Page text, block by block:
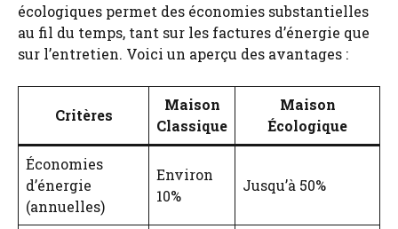
écologiques permet des économies substantielles
au fil du temps, tant sur les factures d’énergie que
sur l’entretien. Voici un aperçu des avantages :
Critères
Maison
Classique
Maison
Écologique
Économies
d’énergie
(annuelles)
Environ
10%
Jusqu’à 50%